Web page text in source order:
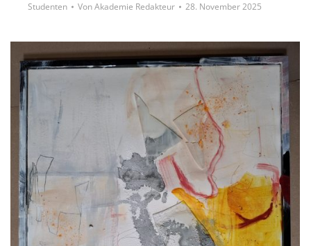
Studenten VonAkademie Redakteur 28. November 2025